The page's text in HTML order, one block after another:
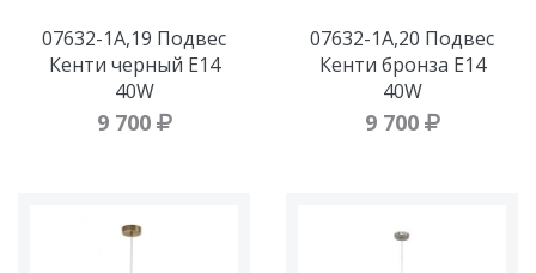
07632-1A,19 Подвес
Кенти черный Е14
40W
9 700
07632-1A,20 Подвес
Кенти бронза E14
40W
9 700